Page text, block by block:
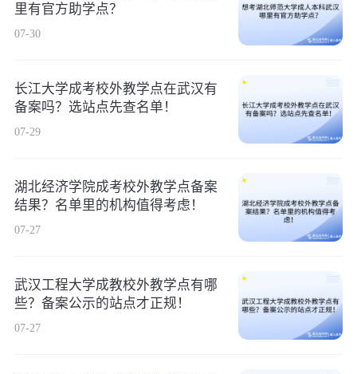
里有官方助学点？
07-30
长江大学成考校外教学点在武汉有
备案吗？选站点先查名单！
07-29
湖北经济学院成考校外教学点备案
结果？名单里的机构值得考虑！
07-27
武汉工程大学成教校外教学点有哪
些？备案公示的站点才正规！
07-27